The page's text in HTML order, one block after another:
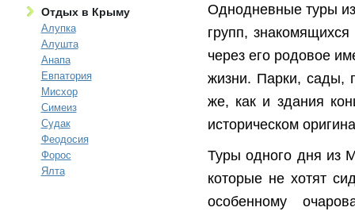
Отдых в Крыму
Алупка
Алушта
Анапа
Евпатория
Мисхор
Симеиз
Судак
Феодосия
Форос
Ялта
Однодневные туры
групп, знакомящихся
через его родовое
жизни. Парки, сады,
же, как и здания
историческом
Туры одного дня из
которые не хотят
особенному